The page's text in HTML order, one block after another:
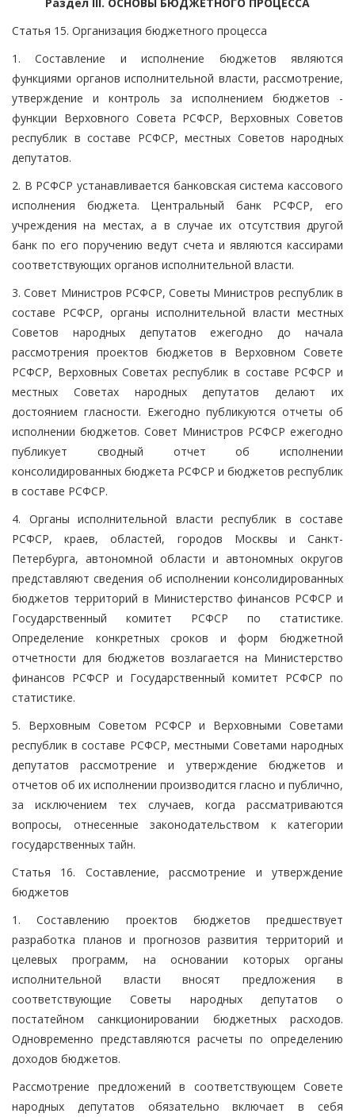
Статья 15. Организация бюджетного процесса
1. Составление и исполнение бюджетов являются
функциями органов исполнительной власти, рассмотрение,
утверждение и контроль за исполнением бюджетов -
функции Верховного Совета РСФСР, Верховных Советов
республик в составе РСФСР, местных Советов народных
депутатов.
2. В РСФСР устанавливается банковская система кассового
исполнения бюджета. Центральный банк РСФСР, его
учреждения на местах, а в случае их отсутствия другой
банк по его поручению ведут счета и являются кассирами
соответствующих органов исполнительной власти.
3. Совет Министров РСФСР, Советы Министров республик в
составе РСФСР, органы исполнительной власти местных
Советов народных депутатов ежегодно до начала
рассмотрения проектов бюджетов в Верховном Совете
РСФСР, Верховных Советах республик в составе РСФСР и
местных Советах народных депутатов делают их
достоянием гласности. Ежегодно публикуются отчеты об
исполнении бюджетов. Совет Министров РСФСР ежегодно
публикует сводный отчет об исполнении
консолидированных бюджета РСФСР и бюджетов республик
в составе РСФСР.
4. Органы исполнительной власти республик в составе
РСФСР, краев, областей, городов Москвы и Санкт-
Петербурга, автономной области и автономных округов
представляют сведения об исполнении консолидированных
бюджетов территорий в Министерство финансов РСФСР и
Государственный комитет РСФСР по статистике.
Определение конкретных сроков и форм бюджетной
отчетности для бюджетов возлагается на Министерство
финансов РСФСР и Государственный комитет РСФСР по
статистике.
5. Верховным Советом РСФСР и Верховными Советами
республик в составе РСФСР, местными Советами народных
депутатов рассмотрение и утверждение бюджетов и
отчетов об их исполнении производится гласно и публично,
за исключением тех случаев, когда рассматриваются
вопросы, отнесенные законодательством к категории
государственных тайн.
Статья 16. Составление, рассмотрение и утверждение
бюджетов
1. Составлению проектов бюджетов предшествует
разработка планов и прогнозов развития территорий и
целевых программ, на основании которых органы
исполнительной власти вносят предложения в
соответствующие Советы народных депутатов о
постатейном санкционировании бюджетных расходов.
Одновременно представляются расчеты по определению
доходов бюджетов.
Рассмотрение предложений в соответствующем Совете
народных депутатов обязательно включает в себя